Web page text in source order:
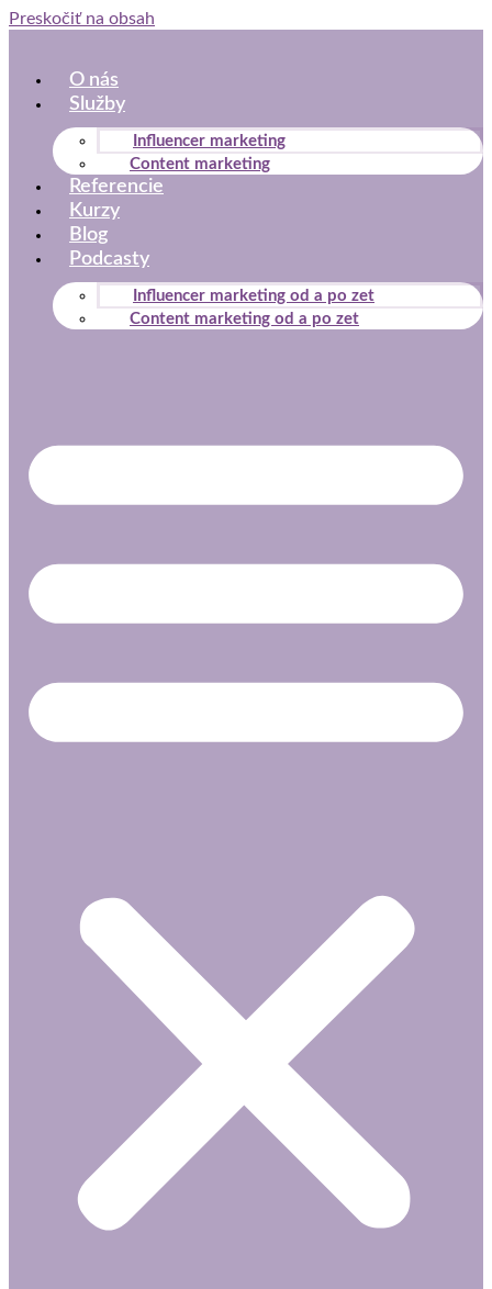
Preskočiť na obsah
O nás
Služby
Influencer marketing
Content marketing
Referencie
Kurzy
Blog
Podcasty
Influencer marketing od a po zet
Content marketing od a po zet